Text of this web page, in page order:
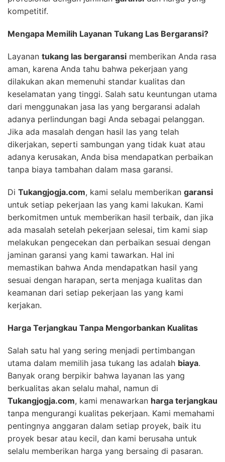
kompetitif.
Mengapa Memilih Layanan Tukang Las Bergaransi?
Layanan tukang las bergaransi memberikan Anda rasa
aman, karena Anda tahu bahwa pekerjaan yang
dilakukan akan memenuhi standar kualitas dan
keselamatan yang tinggi. Salah satu keuntungan utama
dari menggunakan jasa las yang bergaransi adalah
adanya perlindungan bagi Anda sebagai pelanggan.
Jika ada masalah dengan hasil las yang telah
dikerjakan, seperti sambungan yang tidak kuat atau
adanya kerusakan, Anda bisa mendapatkan perbaikan
tanpa biaya tambahan dalam masa garansi.
Di Tukangjogja.com, kami selalu memberikan garansi
untuk setiap pekerjaan las yang kami lakukan. Kami
berkomitmen untuk memberikan hasil terbaik, dan jika
ada masalah setelah pekerjaan selesai, tim kami siap
melakukan pengecekan dan perbaikan sesuai dengan
jaminan garansi yang kami tawarkan. Hal ini
memastikan bahwa Anda mendapatkan hasil yang
sesuai dengan harapan, serta menjaga kualitas dan
keamanan dari setiap pekerjaan las yang kami
kerjakan.
Harga Terjangkau Tanpa Mengorbankan Kualitas
Salah satu hal yang sering menjadi pertimbangan
utama dalam memilih jasa tukang las adalah biaya.
Banyak orang berpikir bahwa layanan las yang
berkualitas akan selalu mahal, namun di
Tukangjogja.com, kami menawarkan harga terjangkau
tanpa mengurangi kualitas pekerjaan. Kami memahami
pentingnya anggaran dalam setiap proyek, baik itu
proyek besar atau kecil, dan kami berusaha untuk
selalu memberikan harga yang bersaing di pasaran.